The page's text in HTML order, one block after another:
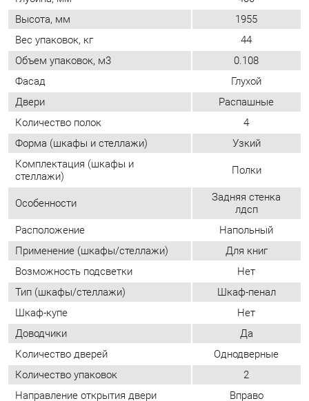
Количество полок
4
Форма (шкафы и стеллажи)
Узкий
Комплектация (шкафы и
стеллажи)
Полки
Особенности Задняя стенка
лдсп
Расположение
Напольный
Применение (шкафы/стеллажи)
Для книг
Возможность подсветки
Нет
Тип (шкафы/стеллажи)
Шкаф-пенал
Шкаф-купе
Нет
Доводчики
Количество дверей
Однодверные
Количество упаковок
2
Направление открытия двери
Вправо
ОТЗЫВЫ
Пока нет отзывов, поделитесь первым своим мнением.